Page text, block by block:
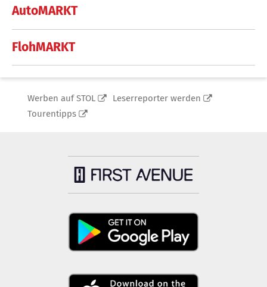
AutoMARKT
FlohMARKT
Werben auf STOL
Leserreporter werden
Tourentipps